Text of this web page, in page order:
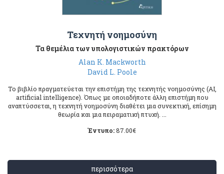
Τεχνητή νοημοσύνη
Τα θεμέλια των υπολογιστικών πρακτόρων
Alan K. Mackworth
David L. Poole
Το βιβλίο πραγματεύεται την επιστήμη της τεχνητής νοημοσύνης (AI,
artificial intelligence). Όπως με οποιαδήποτε άλλη επιστήμη που
αναπτύσσεται, η τεχνητή νοημοσύνη διαθέτει μια συνεκτική, επίσημη
θεωρία και μια πειραματική πτυχή. ...
Έντυπο:87.00€
περισσότερα